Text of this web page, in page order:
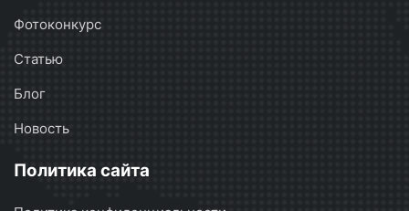
Фотоконкурс
Статью
Блог
Новость
Политика сайта